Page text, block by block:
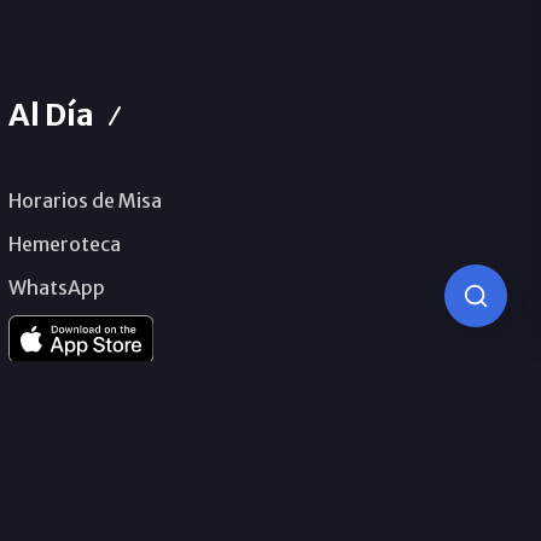
Al Día
Horarios de Misa
Hemeroteca
WhatsApp